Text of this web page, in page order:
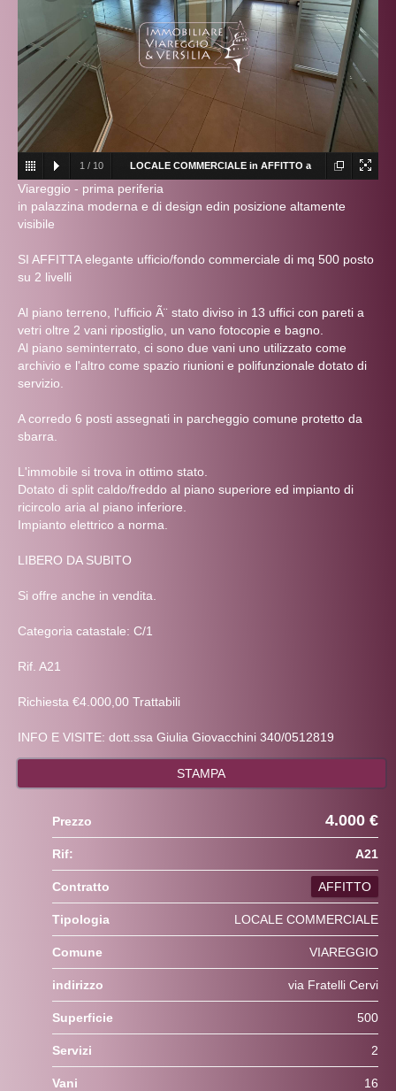
1 / 10 LOCALE COMMERCIALE in AFFITTO a
VIAREGGIO - GENERICA
in AFFITTO a VIAREGGIO - GENERICA
Viareggio - prima periferia
in palazzina moderna e di design edin posizione altamente
visibile
SI AFFITTA elegante ufficio/fondo commerciale di mq 500 posto
su 2 livelli
Al piano terreno, l'ufficio Ã¨ stato diviso in 13 uffici con pareti a
vetri oltre 2 vani ripostiglio, un vano fotocopie e bagno.
Al piano seminterrato, ci sono due vani uno utilizzato come
archivio e l'altro come spazio riunioni e polifunzionale dotato di
servizio.
A corredo 6 posti assegnati in parcheggio comune protetto da
sbarra.
L'immobile si trova in ottimo stato.
Dotato di split caldo/freddo al piano superiore ed impianto di
ricircolo aria al piano inferiore.
Impianto elettrico a norma.
LIBERO DA SUBITO
Si offre anche in vendita.
Categoria catastale: C/1
Rif. A21
Richiesta €4.000,00 Trattabili
INFO E VISITE: dott.ssa Giulia Giovacchini 340/0512819
STAMPA
Prezzo 4.000 €
Rif: A21
Contratto AFFITTO
Tipologia LOCALE COMMERCIALE
Comune VIAREGGIO
indirizzo via Fratelli Cervi
Superficie 500
Servizi 2
Vani 16